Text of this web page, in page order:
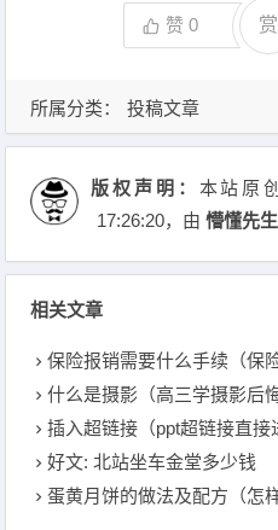
赞0 赏
所属分类： 投稿文章
版权声明： 本站原
17:26:20，由懵懂先生
相关文章
保险报销需要什么手续（保
什么是摄影（高三学摄影后
插入超链接（ppt超链接直接
好文: 北站坐车金堂多少钱
蛋黄月饼的做法及配方（怎